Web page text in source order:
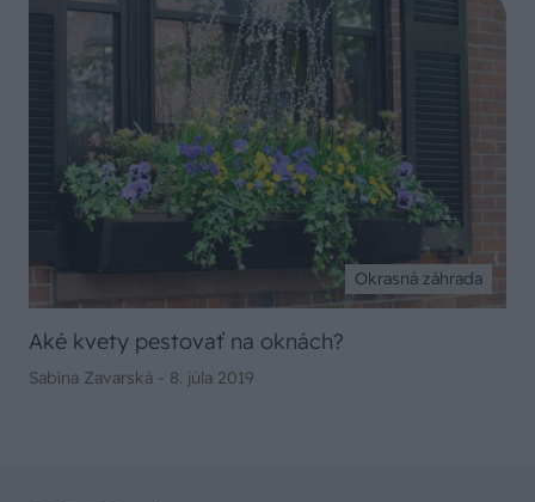
Okrasná záhrada
Aké kvety pestovať na oknách?
Sabína Zavarská - 8. júla 2019